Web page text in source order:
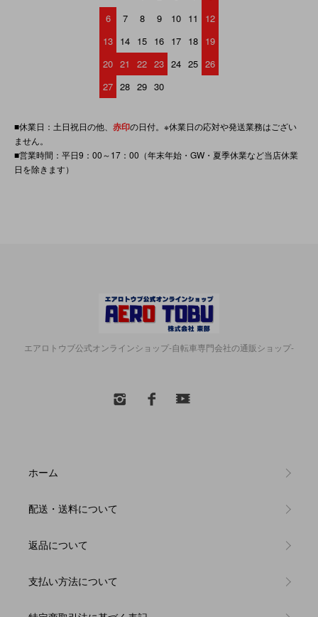
6
7 8 9 10 11
12
13 14 15 16 17 18 19
20 21 22 23 24 25 26
27 28 29 30
■休業日：土日祝日の他、 赤印の日付。※休業日の応対や発送業務はござい
ません。
■営業時間：平日9：00～17：00（年末年始・GW・夏季休業など当店休業
日を除きます）
エアロトウブ公式オンラインショップ-自転車専門会社の通販ショップ-
ホーム
配送・送料について
返品について
支払い方法について